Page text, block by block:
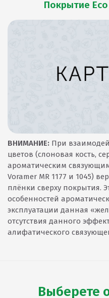
Покрытие Eco
ВНИМАНИЕ: При
цветов (слоновая кость,
ароматическим
Voramer MR 1177 и 1045)
плёнки сверху покрытия.
особенностей
эксплуатации данная
отсутствия данного
алифатического
Выберете